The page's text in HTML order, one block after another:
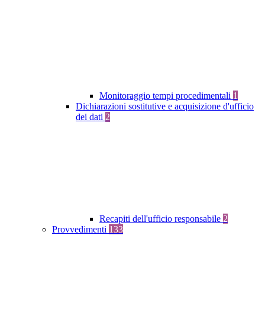
Monitoraggio tempi procedimentali 1
Dichiarazioni sostitutive e acquisizione d'ufficio
dei dati 2
Recapiti dell'ufficio responsabile 2
Provvedimenti 133